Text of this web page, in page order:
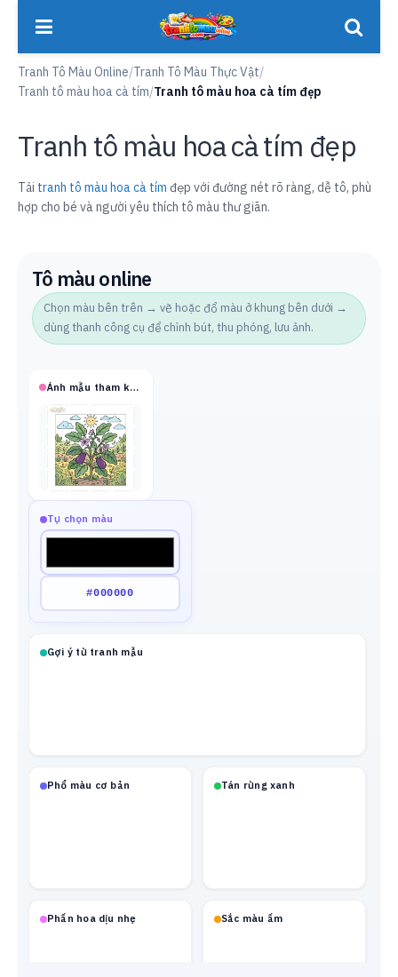
Tranh Tô Màu Online/Tranh Tô Màu Thực Vật/
Tranh tô màu hoa cà tím/Tranh tô màu hoa cà tím đẹp
Tranh tô màu hoa cà tím đẹp
Tải tranh tô màu hoa cà tím đẹp với đường nét rõ ràng, dễ tô, phù
hợp cho bé và người yêu thích tô màu thư giãn.
Tô màu online
Chọn màu bên trên → vẽ hoặc đổ màu ở khung bên dưới →
dùng thanh công cụ để chỉnh bút, thu phóng, lưu ảnh.
Ảnh mẫu tham khảo
Tự chọn màu
Gợi ý từ tranh mẫu
Phổ màu cơ bản Tán rừng xanh
Phấn hoa dịu nhẹ Sắc màu ấm